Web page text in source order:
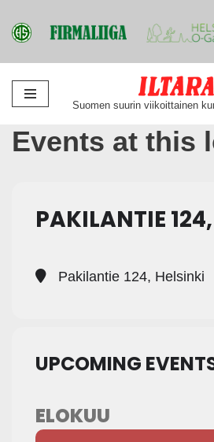
Siirry
sisältöön
Suomen suurin viikoittainen
Events at this
PAKILANTIE
Pakilantie 124, Helsinki
UPCOMING
ELOKUU